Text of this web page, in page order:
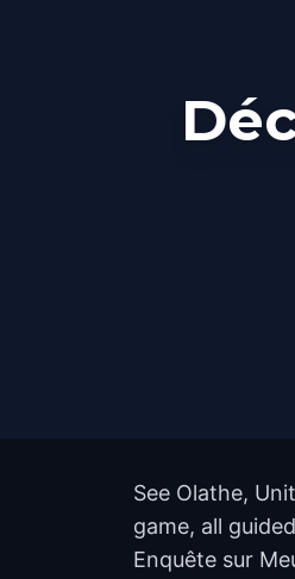
See Olathe,
game, all
Enquête sur